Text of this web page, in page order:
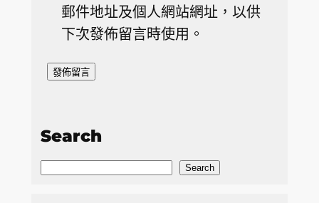
郵件地址及個人網站網址，以供
下次發佈留言時使用。
Search
S
Search